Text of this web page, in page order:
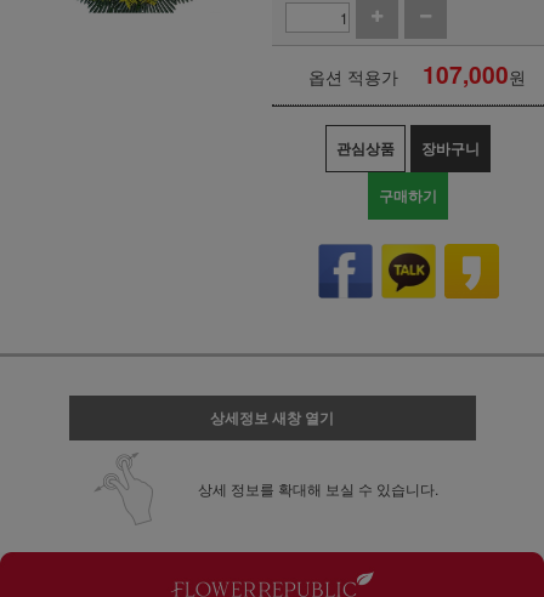
옵션 적용가 107,000원
관심상품 장바구니
구매하기
상세정보 새창 열기
상세 정보를 확대해 보실 수 있습니다.